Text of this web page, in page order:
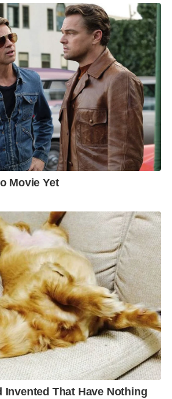
ข้าวฉู่ฉี่ปลากะพง (150 บาท)
คาชุดละ 195-245 บาทสำรับไทย
งมีของว่างไทยชาววังต่างๆ ให้
น ถุงทอง (120 บาท) เปาะเปี๊ยะไส้
) กุ้งสร่ง (160 บาท) ช่อม่วง (120
าท) ขนมจีบไทย (160 บาท)
วังของกล่องทิพย์เป็นอาหารที่มี
งมีลูกค้าหลายท่านสั่งจองเป็น
โดยทางร้านจะจัดเป็นแบบสำรับ
ช้โตก เพื่อความสะอาดปลอดภัย
องทิพย์นี้ หน่วยงานราชการรวมทั้ง
ได้ใช้บริการอยู่เสมอๆ นอกจากจะ
ทางราชการให้อยู่บ้านหยุดเชื้อ
ไวรัส โควิด-19 สามารถจัดงาน
งเหมาะเป็นอย่างยิ่งสำหรับผู้ที่จะจัด
ดยเฉพาะอาหารว่างไทยโบราณที่
กุ้งสร่ง ขนมจีบไทย ถุงทองและช่อ
ากมาก คุณนุชต้องใช้การผลิตด้วย
ารฝึกฝนของคนที่มีใจรักในอาชีพนี้
(รูปนก) ที่มีหลายไส้นั้น ผมว่า